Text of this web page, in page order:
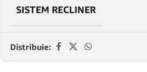
SISTEM RECLINER
Distribuie: